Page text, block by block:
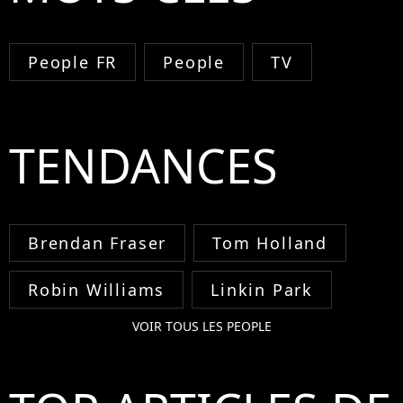
People FR People TV
TENDANCES
Brendan Fraser Tom Holland
Robin Williams Linkin Park
VOIR TOUS LES PEOPLE